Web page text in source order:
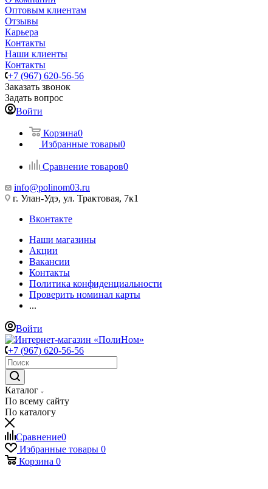
Оптовым клиентам
Отзывы
Карьера
Контакты
Наши клиенты
Контакты
+7 (967) 620-56-56
Заказать звонок
Задать вопрос
Войти
Корзина0
Избранные товары0
Сравнение товаров0
info@polinom03.ru
г. Улан-Удэ, ул. Трактовая, 7к1
Вконтакте
Наши магазины
Акции
Вакансии
Контакты
Политика конфиденциальности
Проверить номинал карты
...
Войти
+7 (967) 620-56-56
Каталог
По всему сайту
По каталогу
Сравнение0
Избранные товары 0
Корзина 0